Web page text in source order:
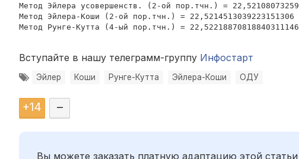
Метод Эйлера усовершенств. (2-ой пор.тчн.) =
Метод Эйлера-Коши (2-ой пор.тчн.) = 22,5214513039223151306
Метод Рунге-Кутта (4-ый пор.тчн.) =
Вступайте в нашу телеграмм-группу Инфостарт
Эйлер Коши Рунге-Кутта Эйлера-Коши ОДУ
+14 –
Вы можете заказать платную адаптацию этой